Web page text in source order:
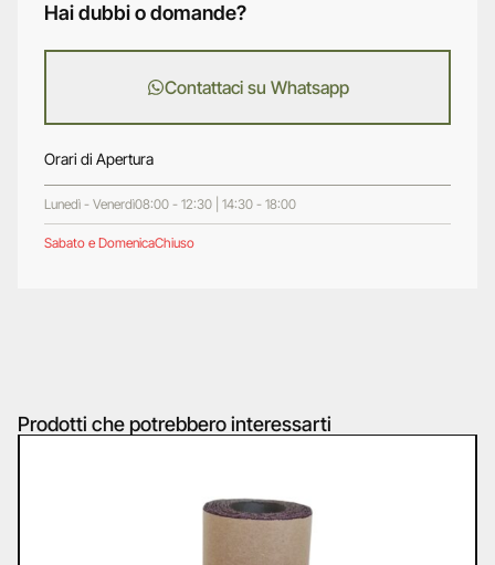
Hai dubbi o domande?
Contattaci su Whatsapp
Orari di Apertura
Lunedì - Venerdì08:00 - 12:30 | 14:30 - 18:00
Sabato e DomenicaChiuso
Prodotti che potrebbero interessarti